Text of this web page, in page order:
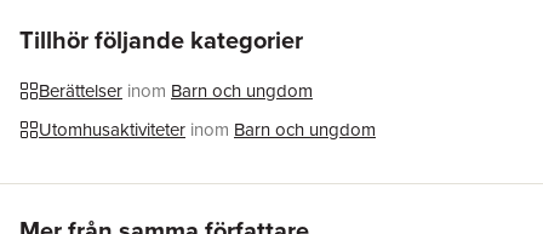
Förlag
ISBN
Tillhör följande kategorier
Berättelser inom Barn och ungdom
Utomhusaktiviteter inom Barn och ungdom